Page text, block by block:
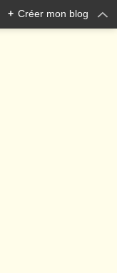
+ Créer mon blog